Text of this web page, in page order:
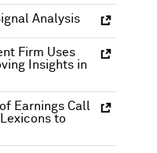
Analysis
Firm Uses
Insights in
Earnings Call
to